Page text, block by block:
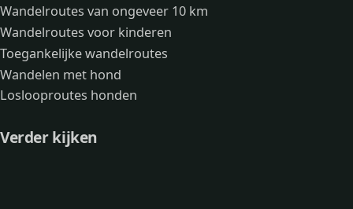
Wandelroutes van ongeveer 10 km
Wandelroutes voor kinderen
Toegankelijke wandelroutes
Wandelen met hond
Loslooproutes honden
Verder kijken